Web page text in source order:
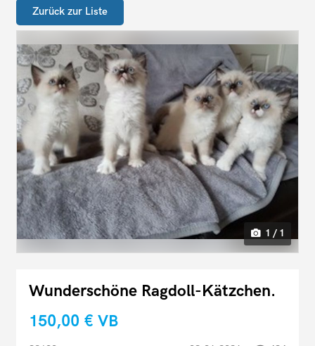
Zurück zur Liste
1 / 1
Wunderschöne Ragdoll-Kätzchen.
150,00 € VB